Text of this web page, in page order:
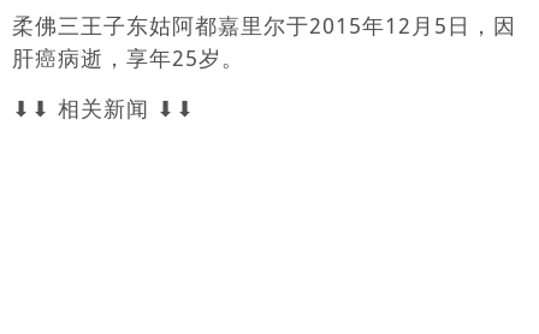
柔佛三王子东姑阿都嘉里尔于2015年12月5日，因
肝癌病逝，享年25岁。
⬇⬇ 相关新闻 ⬇⬇